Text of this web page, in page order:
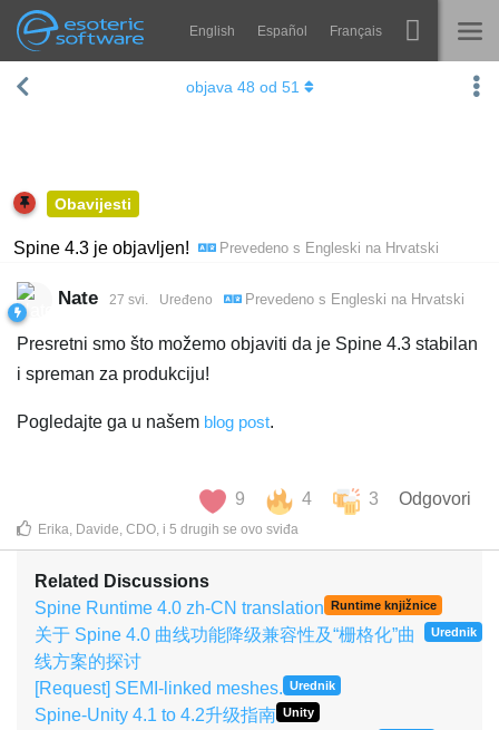
Esoteric Software
Navigation English Español Français
NASLOVNICA
KONTAKT
Spine
Obavijesti
Spine 4.3 je objavljen! Prevedeno s Engleski na Hrvatski
objava 48 od 51
Nate 27 svi. Uređeno Prevedeno s Engleski na Hrvatski
Presretni smo što možemo objaviti da je Spine 4.3 stabilan
i spreman za produkciju!
Pogledajte ga u našem blog post.
9 4 3 Odgovori
Erika Davide CDO , i 5 drugih se ovo sviđa
Related Discussions
Spine Runtime 4.0 zh-CN translation Runtime knjižnice
关于 Spine 4.0 曲线功能降级兼容性及“栅格化”曲
线方案的探讨
Urednik
[Request] SEMI-linked meshes. Urednik
Spine-Unity 4.1 to 4.2升级指南 Unity